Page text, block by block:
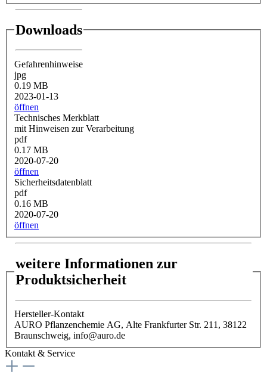
Downloads
Gefahrenhinweise
jpg
0.19 MB
2023-01-13
öffnen
Technisches Merkblatt
mit Hinweisen zur Verarbeitung
pdf
0.17 MB
2020-07-20
öffnen
Sicherheitsdatenblatt
pdf
0.16 MB
2020-07-20
öffnen
weitere Informationen zur
Produktsicherheit
Hersteller-Kontakt
AURO Pflanzenchemie AG, Alte Frankfurter Str. 211, 38122
Braunschweig, info@auro.de
Kontakt & Service